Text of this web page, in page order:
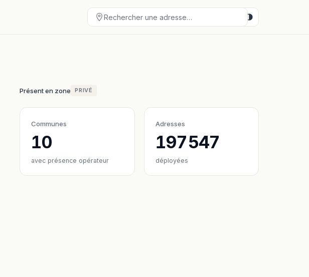
Présent en zone PRIVÉ
Communes
10
avec présence opérateur
Adresses
197 547
déployées